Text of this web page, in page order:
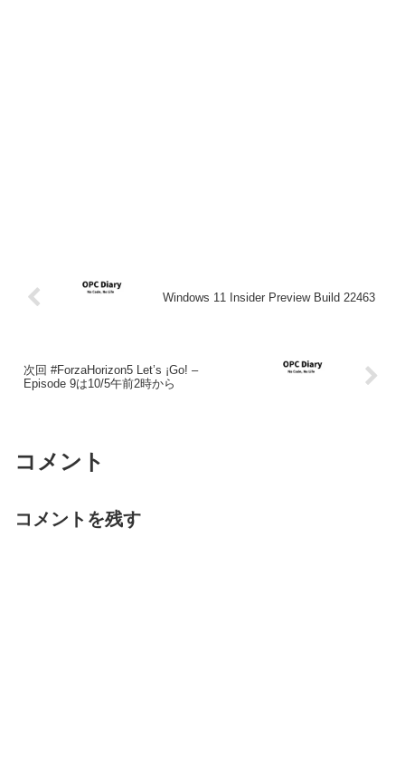
Windows 11 Insider Preview Build 22463
次回 #ForzaHorizon5 Let’s ¡Go! –
Episode 9は10/5午前2時から
コメント
コメントを残す